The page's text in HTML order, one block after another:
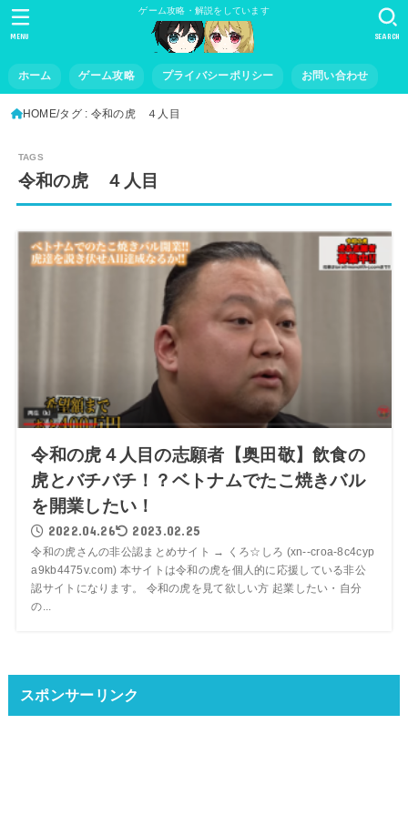
ゲーム攻略・解説をしています
ホーム ゲーム攻略 プライバシーポリシー お問い合わせ
SEARCH
MENU
HOME タグ : 令和の虎 ４人目
令和の虎 ４人目
令和の虎４人目の志願者【奥田敬】飲食の
虎とバチバチ！？ベトナムでたこ焼きバル
を開業したい！
2022.04.26 2023.02.25
令和の虎さんの非公認まとめサイト → くろ☆しろ (xn--croa-8c4cyp
a9kb4475v.com) 本サイトは令和の虎を個人的に応援している非公
認サイトになります。 令和の虎を見て欲しい方 起業したい・自分
の...
スポンサーリンク